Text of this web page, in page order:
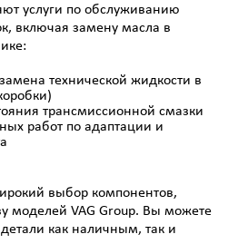
услуги по обслуживанию
включая замену масла в
технической жидкости в
трансмиссионной смазки
работ по адаптации и
выбор компонентов,
моделей VAG Group. Вы можете
как наличным, так и